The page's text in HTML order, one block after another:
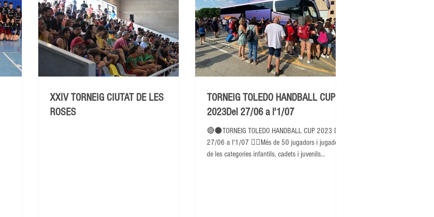
XXIV TORNEIG CIUTAT DE LES
ROSES
TORNEIG TOLEDO HANDBALL CUP
2023Del 27/06 a l'1/07
🔴⚫TORNEIG TOLEDO HANDBALL CUP 2023 Del
27/06 a l'1/07 👉🏽Més de 50 jugadors i jugadores
de les categories infantils, cadets i juvenils...